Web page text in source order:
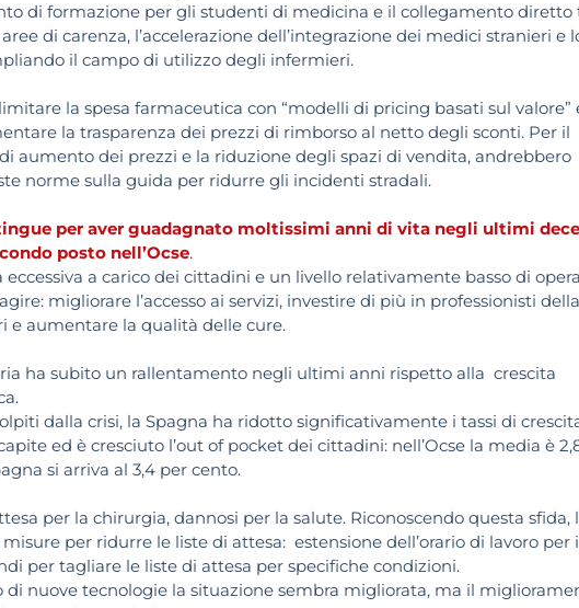
di formazione per gli studenti di medicina e il collegamento diretto
di carenza, l’accelerazione dell’integrazione dei medici stranieri e
il campo di utilizzo degli infermieri.
la spesa farmaceutica con “modelli di pricing basati sul valore”
la trasparenza dei prezzi di rimborso al netto degli sconti. Per il
aumento dei prezzi e la riduzione degli spazi di vendita, andrebbero
norme sulla guida per ridurre gli incidenti stradali.
per aver guadagnato moltissimi anni di vita negli ultimi
posto nell’Ocse.
eccessiva a carico dei cittadini e un livello relativamente basso di
migliorare l’accesso ai servizi, investire di più in professionisti della
e aumentare la qualità delle cure.
ha subito un rallentamento negli ultimi anni rispetto alla crescita
dalla crisi, la Spagna ha ridotto significativamente i tassi di
ed è cresciuto l’out of pocket dei cittadini: nell’Ocse la media è
si arriva al 3,4 per cento.
per la chirurgia, dannosi per la salute. Riconoscendo questa sfida,
per ridurre le liste di attesa: estensione dell’orario di lavoro per
per tagliare le liste di attesa per specifiche condizioni.
di nuove tecnologie la situazione sembra migliorata, ma il